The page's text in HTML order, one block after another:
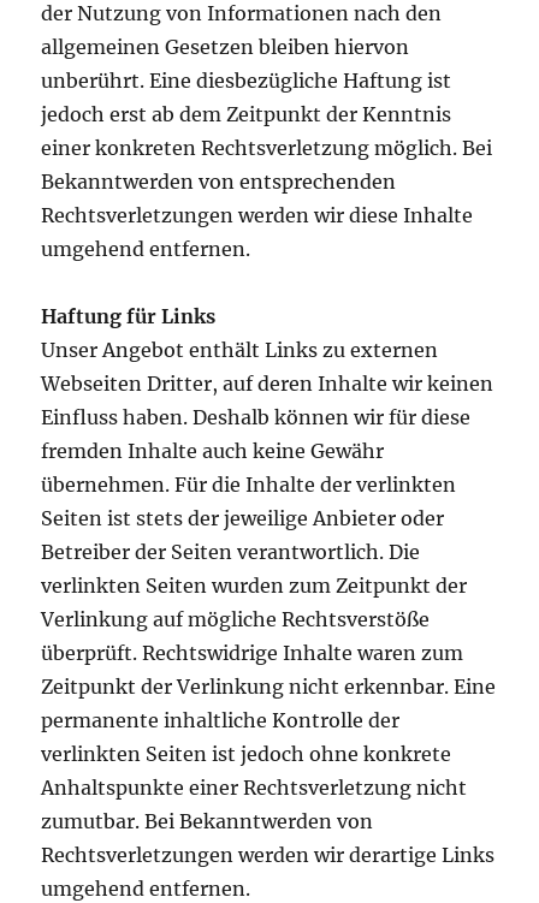
der Nutzung von Informationen nach den
allgemeinen Gesetzen bleiben hiervon
unberührt. Eine diesbezügliche Haftung ist
jedoch erst ab dem Zeitpunkt der Kenntnis
einer konkreten Rechtsverletzung möglich. Bei
Bekanntwerden von entsprechenden
Rechtsverletzungen werden wir diese Inhalte
umgehend entfernen.
Haftung für Links
Unser Angebot enthält Links zu externen
Webseiten Dritter, auf deren Inhalte wir keinen
Einfluss haben. Deshalb können wir für diese
fremden Inhalte auch keine Gewähr
übernehmen. Für die Inhalte der verlinkten
Seiten ist stets der jeweilige Anbieter oder
Betreiber der Seiten verantwortlich. Die
verlinkten Seiten wurden zum Zeitpunkt der
Verlinkung auf mögliche Rechtsverstöße
überprüft. Rechtswidrige Inhalte waren zum
Zeitpunkt der Verlinkung nicht erkennbar. Eine
permanente inhaltliche Kontrolle der
verlinkten Seiten ist jedoch ohne konkrete
Anhaltspunkte einer Rechtsverletzung nicht
zumutbar. Bei Bekanntwerden von
Rechtsverletzungen werden wir derartige Links
umgehend entfernen.